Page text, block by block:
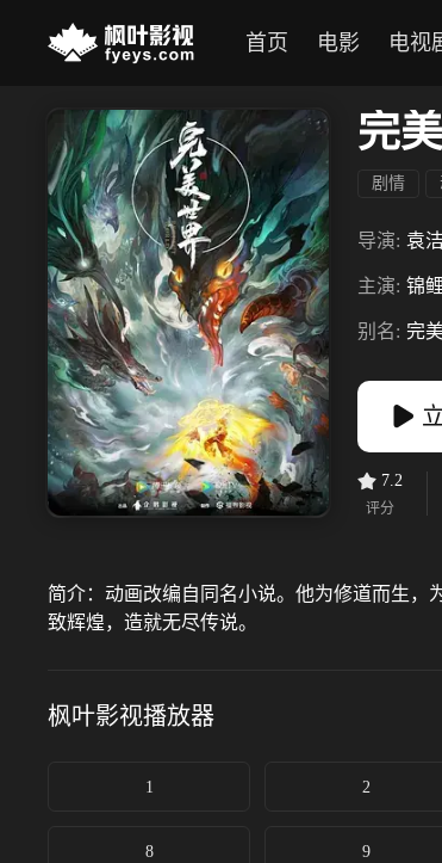
首页 电影 电视
完
剧情
导演: 袁洁
主演: 锦鲤
别名: 完
7.2
评分
简介： 动画改编自同名小说。他为修道而生，
致辉煌，造就无尽传说。
枫叶影视播放器
1 2
8 9